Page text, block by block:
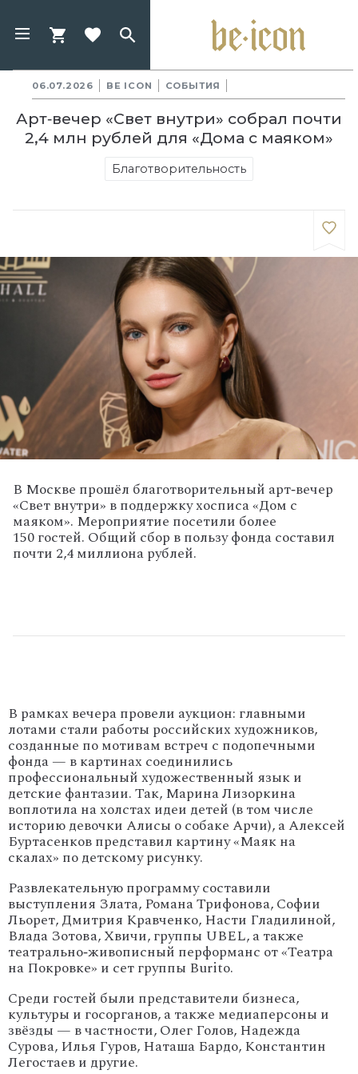
06.07.2026 BE ICON СОБЫТИЯ
Арт‑вечер «Свет внутри» собрал почти
2,4 млн рублей для «Дома с маяком»
Благотворительность
В Москве прошёл благотворительный арт‑вечер
«Светвнутри» вподдержкухосписа«Дом с
маяком». Мероприятие посетили более
150гостей. Общий сбор в пользу фонда составил
почти 2,4 миллиона рублей.
В рамках вечерапровели аукцион: главными
лотами стали работы российскиххудожников,
созданные помотивам встреч с подопечными
фонда— вкартинах соединились
профессиональныйхудожественный языки
детские фантазии.Так,МаринаЛизоркина
воплотиланахолстах идеи детей (втомчисле
историюдевочкиАлисы особакеАрчи),аАлексей
Буртасенковпредставил картину«Маякна
скалах» подетскомурисунку.
Развлекательнуюпрограммусоставили
выступления Злата,РоманаТрифонова,Софии
Льорет,Дмитрия Кравченко,Насти Гладилиной,
Влада Зотова,Хвичи,группы UBEL,атакже
театрально‑живописный перформанс от«Театра
наПокровке» и сетгруппы Burito.
Среди гостей были представители бизнеса,
культуры и госорганов,атакже медиаперсоны и
звёзды — вчастности,ОлегГолов,Надежда
Сурова,Илья Гуров,НаташаБардо,Константин
Легостаеви другие.